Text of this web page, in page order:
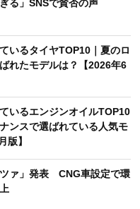
る」SNSで賛否の声
いるタイヤTOP10｜夏のロ
れたモデルは？【2026年6
いるエンジンオイルTOP10
ンスで選ばれている人気モ
版】
ァ」発表 CNG車設定で環